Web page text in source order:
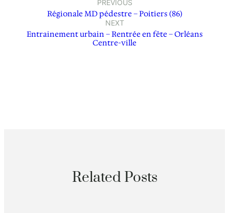
PREVIOUS
Régionale MD pédestre – Poitiers (86)
NEXT
Entrainement urbain – Rentrée en fête – Orléans
Centre-ville
Related Posts